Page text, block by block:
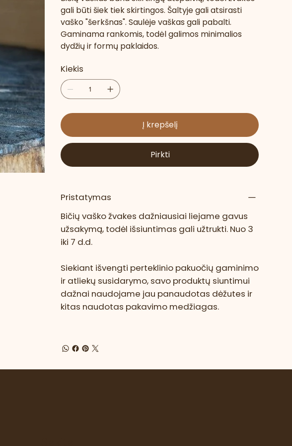
gali būti šiek tiek skirtingos. Šaltyje gali atsirasti
vaško "šerkšnas". Saulėje vaškas gali pabalti.
Gaminama rankomis, todėl galimos minimalios
dydžių ir formų paklaidos.
Kiekis
Į krepšelį
Pirkti
Pristatymas
Bičių vaško žvakes dažniausiai liejame gavus
užsakymą, todėl išsiuntimas gali užtrukti. Nuo 3
iki 7 d.d.
Siekiant išvengti perteklinio pakuočių gaminimo
ir atliekų susidarymo, savo produktų siuntimui
dažnai naudojame jau panaudotas dėžutes ir
kitas naudotas pakavimo medžiagas.